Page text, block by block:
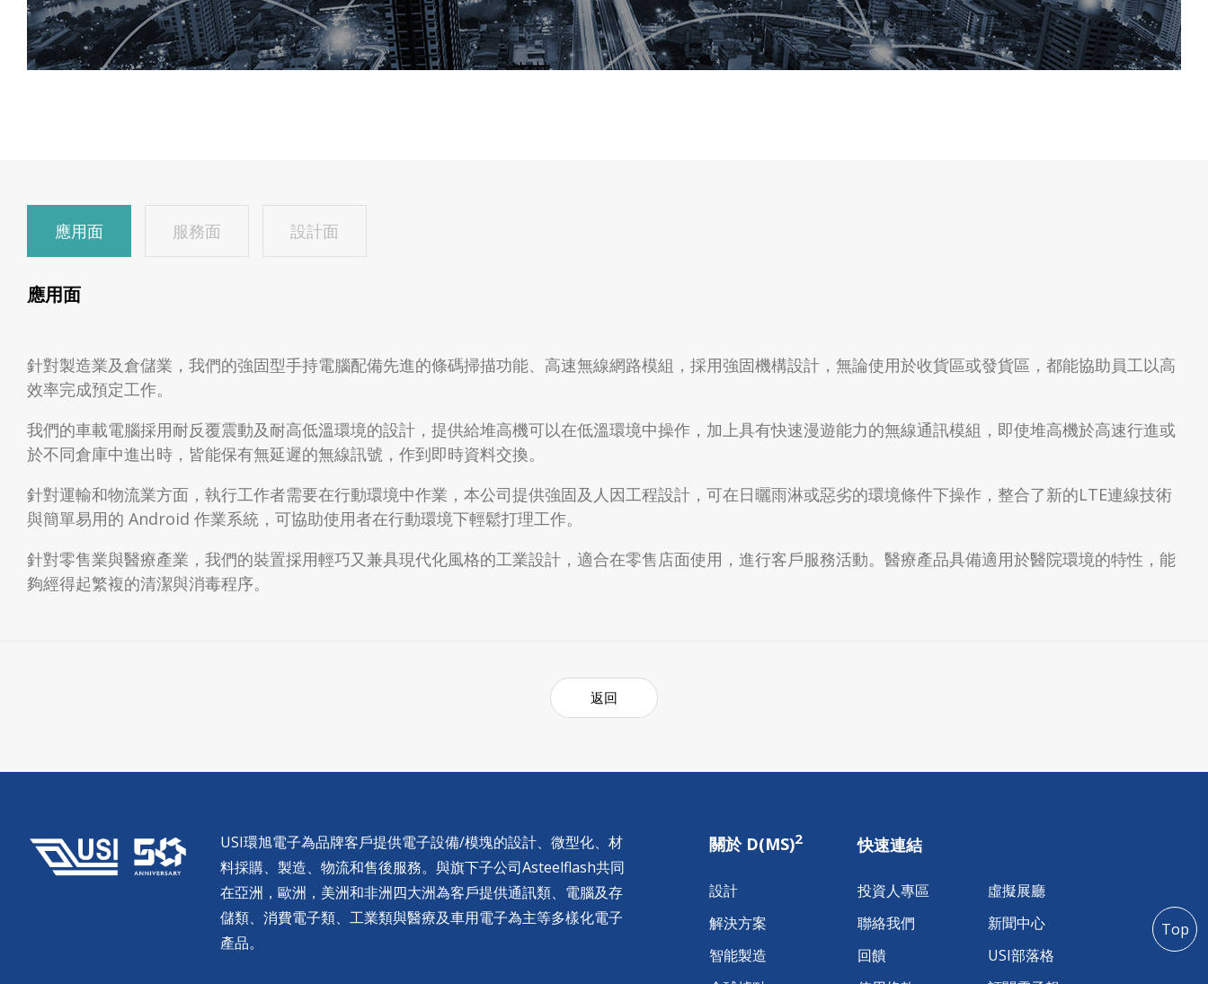
應用面 服務面 設計面
應用面
針對製造業及倉儲業，我們的強固型手持電腦配備先進的條碼掃描功能、高速無線網路模組，採用強固機構設計，無論使用於收貨區或發貨區，都能協助員工以高
效率完成預定工作。
我們的車載電腦採用耐反覆震動及耐高低溫環境的設計，提供給堆高機可以在低溫環境中操作，加上具有快速漫遊能力的無線通訊模組，即使堆高機於高速行進或
於不同倉庫中進出時，皆能保有無延遲的無線訊號，作到即時資料交換。
針對運輸和物流業方面，執行工作者需要在行動環境中作業，本公司提供強固及人因工程設計，可在日曬雨淋或惡劣的環境條件下操作，整合了新的LTE連線技術
與簡單易用的 Android 作業系統，可協助使用者在行動環境下輕鬆打理工作。
針對零售業與醫療產業，我們的裝置採用輕巧又兼具現代化風格的工業設計，適合在零售店面使用，進行客戶服務活動。醫療產品具備適用於醫院環境的特性，能
夠經得起繁複的清潔與消毒程序。
返回
USI環旭電子為品牌客戶提供電子設備/模塊的設計、微型化、材
料採購、製造、物流和售後服務。與旗下子公司Asteelflash共同
在亞洲，歐洲，美洲和非洲四大洲為客戶提供通訊類、電腦及存
儲類、消費電子類、工業類與醫療及車用電子為主等多樣化電子
產品。
關於 D(MS)2
設計
解決方案
智能製造
快速連結
投資人專區
虛擬展廳
聯絡我們
新聞中心
回饋
USI部落格
Top